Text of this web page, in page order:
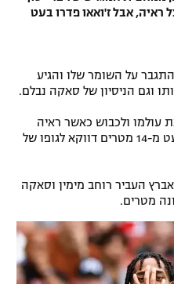
ראיה, אבל ז'ואאו פדרו בעט
התגבר על השומר שלו והגיע
וגם הניסיון של סאקה נבלם.
את עולמו ולכבוש כאשר ראיה
כבר על הדשא ליד הקורה, אבל בעט מ-14 מטרים דווקא לגופו של
האברץ העביר רוחב מימין וסאקה
מטרים.